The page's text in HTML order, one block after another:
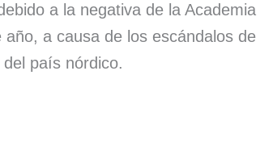
a la negativa de la Academia
a causa de los escándalos de
país nórdico.